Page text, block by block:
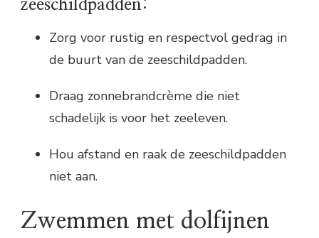
zeeschildpadden:
Zorg voor rustig en respectvol gedrag in
de buurt van de zeeschildpadden.
Draag zonnebrandcrème die niet
schadelijk is voor het zeeleven.
Hou afstand en raak de zeeschildpadden
niet aan.
Zwemmen met dolfijnen